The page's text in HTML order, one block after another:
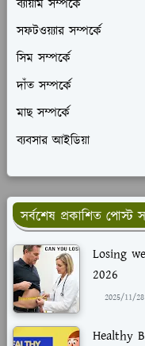
ব্যায়াম সম্পর্কে
সফটওয়্যার সম্পর্কে
সিম সম্পর্কে
দাঁত সম্পর্কে
মাছ সম্পর্কে
ব্যবসার আইডিয়া
সর্বশেষ প্রকাশিত পোস্ট
Losing
2026
2025/11/28
Healthy